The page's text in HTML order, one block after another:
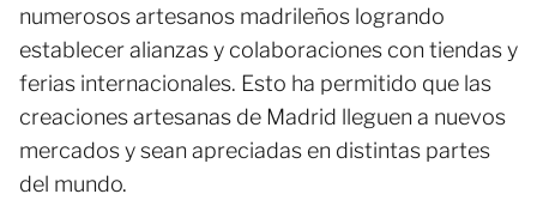
numerosos artesanos madrileños logrando
establecer alianzas y colaboraciones con tiendas y
ferias internacionales. Esto ha permitido que las
creaciones artesanas de Madrid lleguen a nuevos
mercados y sean apreciadas en distintas partes
del mundo.